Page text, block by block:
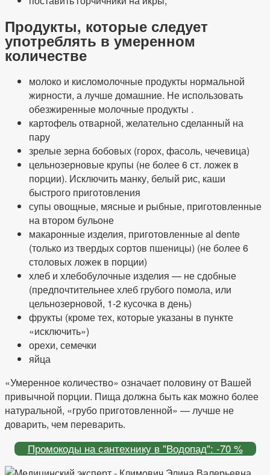
Продукты, которые следует
употреблять в умеренном
количестве
молоко и кисломолочные продукты нормальной
жирности, а лучше домашние. Не использовать
обезжиренные молочные продукты .
картофель отварной, желательно сделанный на
пару
зрелые зерна бобовых (горох, фасоль, чечевица)
цельнозерновые крупы (не более 6 ст. ложек в
порции). Исключить манку, белый рис, каши
быстрого приготовления
супы овощные, мясные и рыбные, приготовленные
на втором бульоне
макаронные изделия, приготовленные al dente
(только из твердых сортов пшеницы) (не более 6
столовых ложек в порции)
хлеб и хлебобулочные изделия — не сдобные
(предпочтительнее хлеб грубого помола, или
цельнозерновой, 1-2 кусочка в день)
фрукты (кроме тех, которые указаны в пункте
«исключить»)
орехи, семечки
яйца
«Умеренное количество» означает половину от Вашей
привычной порции. Пища должна быть как можно более
натуральной, «грубо приготовленной» — лучше не
доварить, чем переварить.
Промокоды на сантехнику в "Водопад": -70 %